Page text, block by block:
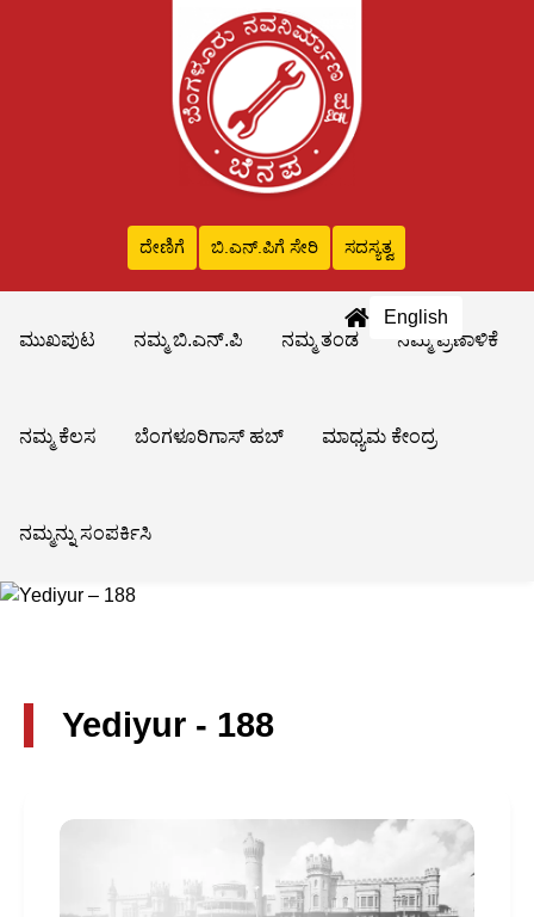
ದೇಣಿಗೆ ಬಿ.ಎನ್‌.ಪಿಗೆ ಸೇರಿ ಸದಸ್ಯತ್ವ
English
ಮುಖಪುಟ
ನಮ್ಮ ಬಿ.ಎನ್.ಪಿ ನಮ್ಮ ತಂಡ ನಮ್ಮ ಪ್ರಣಾಳಿಕೆ
ನಮ್ಮ ಕೆಲಸ ಬೆಂಗಳೂರಿಗಾಸ್ ಹಬ್ ಮಾಧ್ಯಮ ಕೇಂದ್ರ
ನಮ್ಮನ್ನು ಸಂಪರ್ಕಿಸಿ
Yediyur - 188